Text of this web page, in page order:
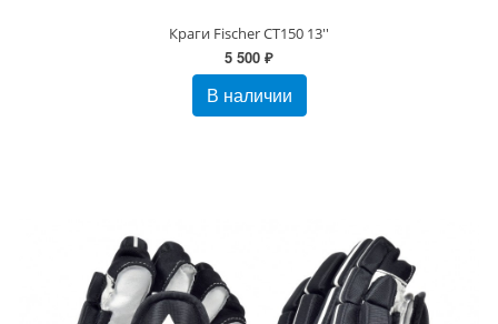
Краги Fischer CT150 13''
5 500 ₽
В наличии